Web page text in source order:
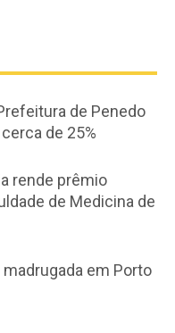
de Penedo
de 25%
rende prêmio
de Medicina de
em Porto